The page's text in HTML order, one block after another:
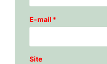
E-mail *
Site